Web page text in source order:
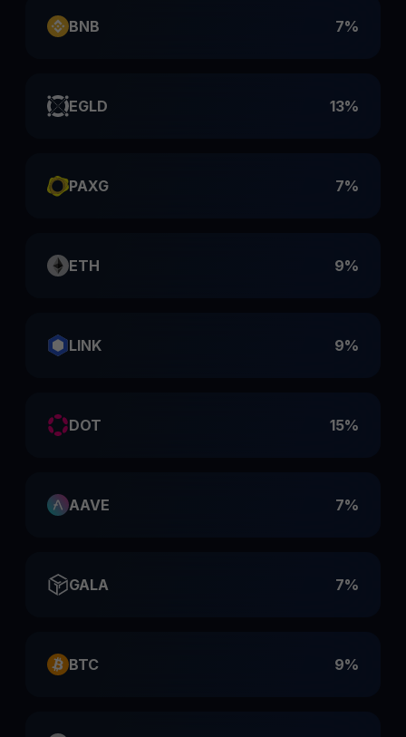
BNB 7%
EGLD 13%
PAXG 7%
ETH 9%
LINK 9%
DOT 15%
AAVE 7%
GALA 7%
BTC 9%